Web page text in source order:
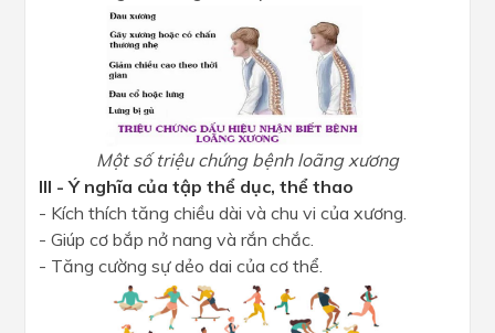
Một số triệu chứng bệnh loãng xương
III - Ý nghĩa của tập thể dục, thể thao
- Kích thích tăng chiều dài và chu vi của xương.
- Giúp cơ bắp nở nang và rắn chắc.
- Tăng cường sự dẻo dai của cơ thể.